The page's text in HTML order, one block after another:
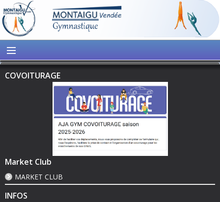
COVOITURAGE
Market Club
MARKET CLUB
INFOS